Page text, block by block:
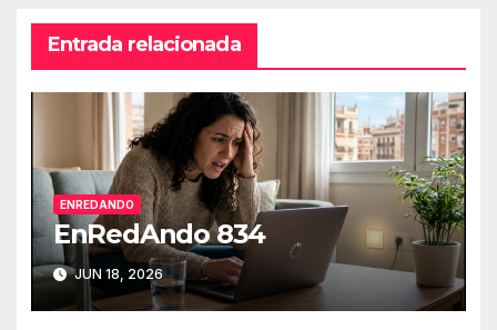
Entrada relacionada
ENREDANDO
EnRedAndo 834
JUN 18, 2026